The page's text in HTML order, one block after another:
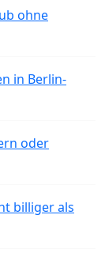
ohne
in Berlin-
oder
billiger als